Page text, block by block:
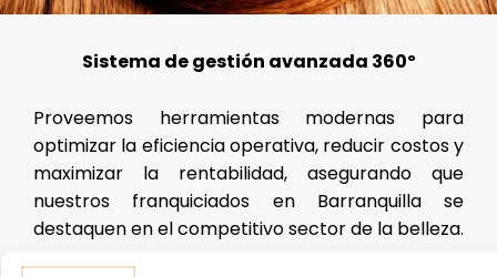
Sistema de gestión avanzada 360º
Proveemos herramientas modernas para
optimizar la eficiencia operativa, reducir costos y
maximizar la rentabilidad, asegurando que
nuestros franquiciados en Barranquilla se
destaquen en el competitivo sector de la belleza.